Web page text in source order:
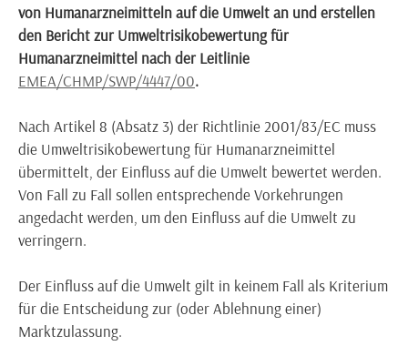
von Humanarzneimitteln auf die Umwelt an und erstellen
den Bericht zur Umweltrisikobewertung für
Humanarzneimittel nach der Leitlinie
EMEA/CHMP/SWP/4447/00.
Nach Artikel 8 (Absatz 3) der Richtlinie 2001/83/EC muss
die Umweltrisikobewertung für Humanarzneimittel
übermittelt, der Einfluss auf die Umwelt bewertet werden.
Von Fall zu Fall sollen entsprechende Vorkehrungen
angedacht werden, um den Einfluss auf die Umwelt zu
verringern.
Der Einfluss auf die Umwelt gilt in keinem Fall als Kriterium
für die Entscheidung zur (oder Ablehnung einer)
Marktzulassung.